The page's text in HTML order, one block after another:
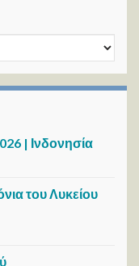
| Ινδονησία
του Λυκείου